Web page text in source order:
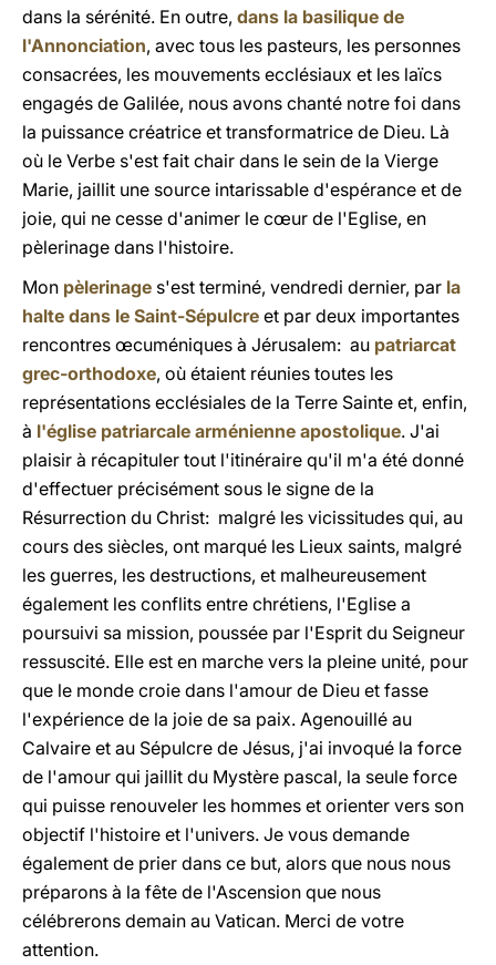
dans la sérénité. En outre, dans la basilique de
l'Annonciation, avec tous les pasteurs, les personnes
consacrées, les mouvements ecclésiaux et les laïcs
engagés de Galilée, nous avons chanté notre foi dans
la puissance créatrice et transformatrice de Dieu. Là
où le Verbe s'est fait chair dans le sein de la Vierge
Marie, jaillit une source intarissable d'espérance et de
joie, qui ne cesse d'animer le cœur de l'Eglise, en
pèlerinage dans l'histoire.
Mon pèlerinage s'est terminé, vendredi dernier, par la
halte dans le Saint-Sépulcre et par deux importantes
rencontres œcuméniques à Jérusalem: au patriarcat
grec-orthodoxe, où étaient réunies toutes les
représentations ecclésiales de la Terre Sainte et, enfin,
à l'église patriarcale arménienne apostolique. J'ai
plaisir à récapituler tout l'itinéraire qu'il m'a été donné
d'effectuer précisément sous le signe de la
Résurrection du Christ: malgré les vicissitudes qui, au
cours des siècles, ont marqué les Lieux saints, malgré
les guerres, les destructions, et malheureusement
également les conflits entre chrétiens, l'Eglise a
poursuivi sa mission, poussée par l'Esprit du Seigneur
ressuscité. Elle est en marche vers la pleine unité, pour
que le monde croie dans l'amour de Dieu et fasse
l'expérience de la joie de sa paix. Agenouillé au
Calvaire et au Sépulcre de Jésus, j'ai invoqué la force
de l'amour qui jaillit du Mystère pascal, la seule force
qui puisse renouveler les hommes et orienter vers son
objectif l'histoire et l'univers. Je vous demande
également de prier dans ce but, alors que nous nous
préparons à la fête de l'Ascension que nous
célébrerons demain au Vatican. Merci de votre
attention.